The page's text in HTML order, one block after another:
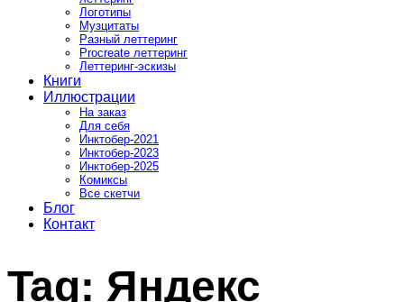
Логотипы
Музцитаты
Разный леттеринг
Procreate леттеринг
Леттеринг-эскизы
Книги
Иллюстрации
На заказ
Для себя
Инктобер-2021
Инктобер-2023
Инктобер-2025
Комиксы
Все скетчи
Блог
Контакт
Tag: Яндекс